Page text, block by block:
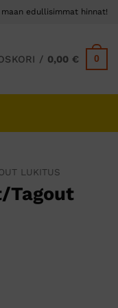
edullisimmat hinnat!
/ 0,00€ 0
LUKITUS
Tagout